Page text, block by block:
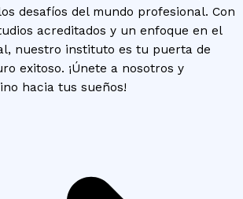
desafíos del mundo profesional. Con
acreditados y un enfoque en el
nuestro instituto es tu puerta de
exitoso. ¡Únete a nosotros y
hacia tus sueños!